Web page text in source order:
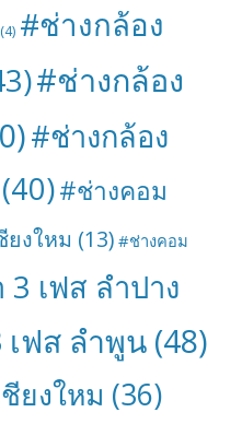
(4) #ช่างกล้อง
#ช่างกล้อง
#ช่างกล้อง
(40)#ช่างคอม
ยงใหม (13) #ช่างคอม
เฟส ลำปาง
ฟส ลำพูน (48)
ยงใหม (36)